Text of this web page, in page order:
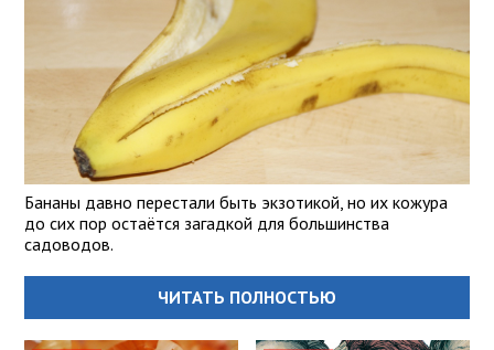
Бананы давно перестали быть экзотикой, но их кожура
до сих пор остаётся загадкой для большинства
садоводов.
ЧИТАТЬ ПОЛНОСТЬЮ